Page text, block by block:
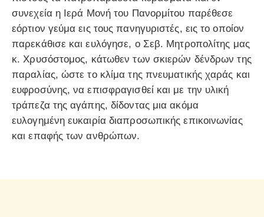
συνεχεία η Ιερά Μονή του Πανορμίτου παρέθεσε
εόρτιον γεύμα εις τους πανηγυριστές, εις το οποίον
παρεκάθισε και ευλόγησε, ο Σεβ. Μητροπολίτης μας
κ. Χρυσόστομος, κάτωθεν των σκιερών δένδρων της
παραλίας, ώστε το κλίμα της πνευματικής χαράς και
ευφροσύνης, να επισφραγισθεί και με την υλική
τράπεζα της αγάπης, δίδοντας μια ακόμα
ευλογημένη ευκαιρία διαπροσωπικής επικοινωνίας
και επαφής των ανθρώπων.